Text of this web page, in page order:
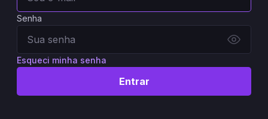
Senha
Esqueci minha senha
Entrar